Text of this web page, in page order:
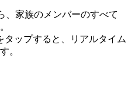
、家族のメンバーのすべて
タップすると、リアルタイム
。